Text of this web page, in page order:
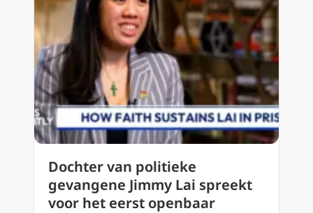
Dochter van politieke
gevangene Jimmy Lai spreekt
voor het eerst openbaar